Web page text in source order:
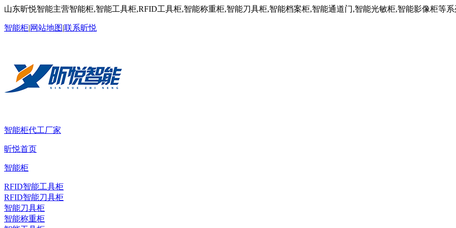
山东昕悦智能主营智能柜,智能工具柜,RFID工具柜,智能称重柜,智能刀具柜,智能档案柜,智能通道门,智能光敏柜,智能影像柜等
智能柜|网站地图|联系昕悦
智能柜代工厂家
昕悦首页
智能柜
RFID智能工具柜
RFID智能刀具柜
智能刀具柜
智能称重柜